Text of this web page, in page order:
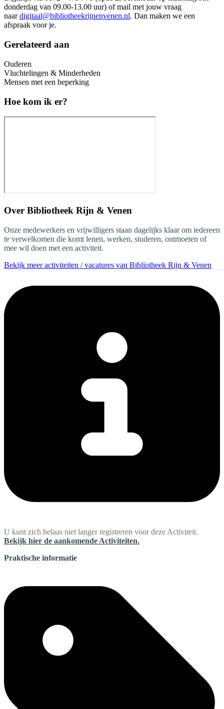
donderdag van 09.00-13.00 uur) of mail met jouw vraag
naardigitaal@bibliotheekrijnenvenen.nl. Dan maken we een
afspraak voor je.
Gerelateerd aan
Ouderen
Vluchtelingen & Minderheden
Mensen met een beperking
Hoe kom ik er?
Over Bibliotheek Rijn & Venen
Onze medewerkers en vrijwilligers staan dagelijks klaar om iedereen
te verwelkomen die komt lenen, werken, studeren, ontmoeten of
mee wil doen met een activiteit.
Bekijk meer activiteiten / vacatures van Bibliotheek Rijn & Venen
U kunt zich helaas niet langer registreren voor deze Activiteit.
Bekijk hier de aankomende Activiteiten.
Praktische informatie